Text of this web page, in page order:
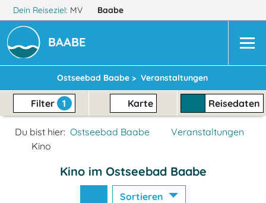
Dein Reiseziel: MV Baabe
BAABE
Ostseebad Baabe > Veranstaltungen
Filter 1 Karte Reisedaten
Du bist hier: Ostseebad Baabe
Veranstaltungen
Kino
Kino im Ostseebad Baabe
Sortieren